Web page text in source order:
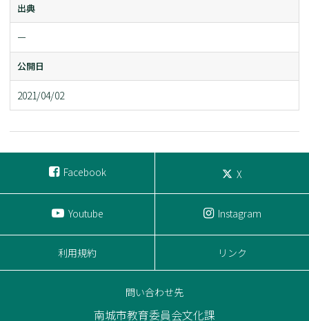
出典
ー
公開日
2021/04/02
Facebook X
Youtube Instagram
利用規約 リンク
問い合わせ先
南城市教育委員会文化課